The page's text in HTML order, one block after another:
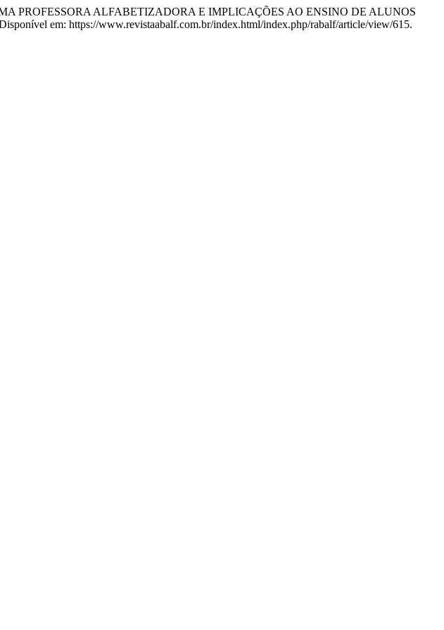
PROFESSORA ALFABETIZADORA E IMPLICAÇÕES AO ENSINO DE ALUNOS
em: https://www.revistaabalf.com.br/index.html/index.php/rabalf/article/view/615.